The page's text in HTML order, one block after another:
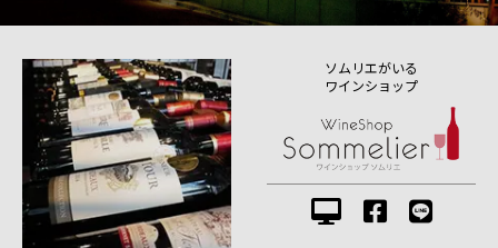
ソムリエがいる
ワインショップ